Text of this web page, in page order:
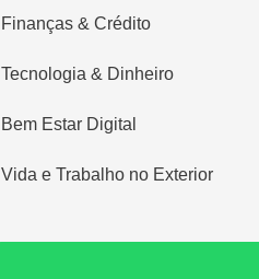
Finanças & Crédito
Tecnologia & Dinheiro
Bem Estar Digital
Vida e Trabalho no Exterior